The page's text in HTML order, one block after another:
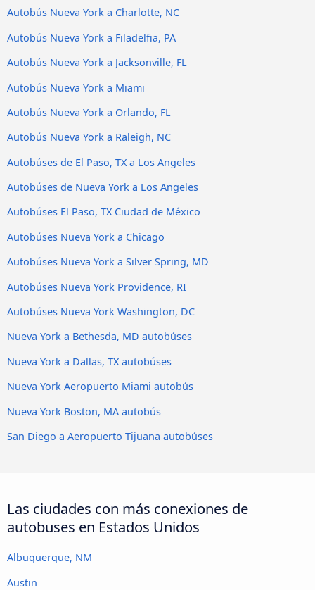
Autobús Nueva York a Charlotte, NC
Autobús Nueva York a Filadelfia, PA
Autobús Nueva York a Jacksonville, FL
Autobús Nueva York a Miami
Autobús Nueva York a Orlando, FL
Autobús Nueva York a Raleigh, NC
Autobúses de El Paso, TX a Los Angeles
Autobúses de Nueva York a Los Angeles
Autobúses El Paso, TX Ciudad de México
Autobúses Nueva York a Chicago
Autobúses Nueva York a Silver Spring, MD
Autobúses Nueva York Providence, RI
Autobúses Nueva York Washington, DC
Nueva York a Bethesda, MD autobúses
Nueva York a Dallas, TX autobúses
Nueva York Aeropuerto Miami autobús
Nueva York Boston, MA autobús
San Diego a Aeropuerto Tijuana autobúses
Las ciudades con más conexiones de
autobuses en Estados Unidos
Albuquerque, NM
Austin